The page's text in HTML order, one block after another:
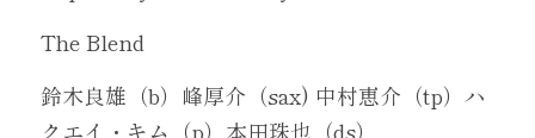
The Blend
鈴木良雄（b）峰厚介（sax) 中村恵介（tp）ハ
クエイ・キム（p）本田珠也（ds）